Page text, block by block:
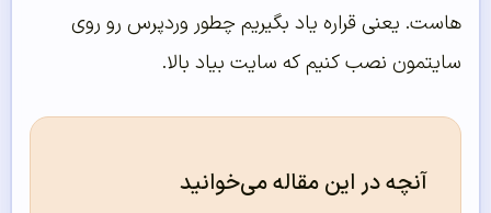
هاست. یعنی قراره یاد بگیریم چطور وردپرس رو روی
سایتمون نصب کنیم که سایت بیاد بالا.
آنچه در این مقاله می‌خوانید